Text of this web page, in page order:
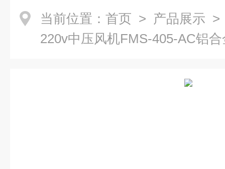
当前位置： 首页 > 产品展示
220v中压风机FMS-405-AC铝